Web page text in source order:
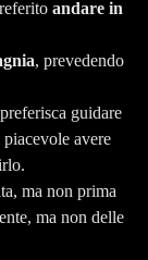
andare in
, prevedendo
guidare
avere
ma non prima
ma non delle